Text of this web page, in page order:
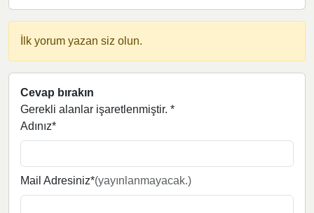
İlk yorum yazan siz olun.
Cevap bırakın
Gerekli alanlar işaretlenmiştir. *
Adınız*
Mail Adresiniz*(yayınlanmayacak.)